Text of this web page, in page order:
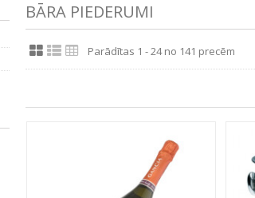
BĀRA PIEDERUMI
Parādītas 1 - 24 no 141 precēm